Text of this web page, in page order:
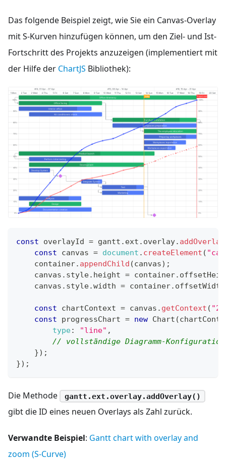
Das folgende Beispiel zeigt, wie Sie ein Canvas-Overlay
mit S-Kurven hinzufügen können, um den Ziel- und Ist-
Fortschritt des Projekts anzuzeigen (implementiert mit
der Hilfe der ChartJS Bibliothek):
const overlayId = gantt . ext . overlay. addOverlay
const canvas = document . createElement (
    container
. appendChild (canvas) ;
    canvas
. style. height = container.
    canvas
. style.width = container. offsetWidth
const chartContext = canvas . getContext (
const progressChart = new Chart (
type: "line" ,
// vollständige Diagramm-Konfiguration
}) ;
}) ;
Die Methode gantt.ext.overlay.addOverlay()
gibt die ID eines neuen Overlays als Zahl zurück.
Verwandte Beispiel: Gantt chart with overlay and
zoom (S-Curve)